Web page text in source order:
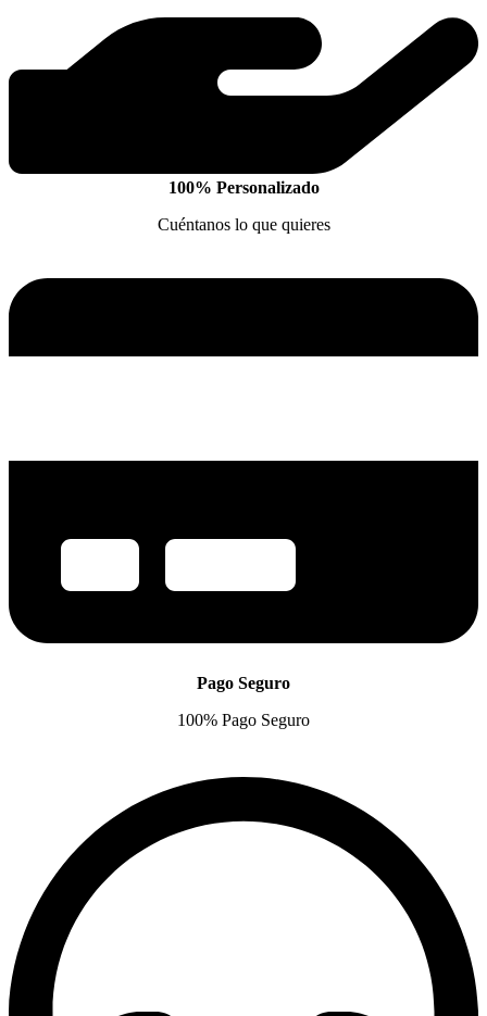
100% Personalizado
Cuéntanos lo que quieres
Pago Seguro
100% Pago Seguro